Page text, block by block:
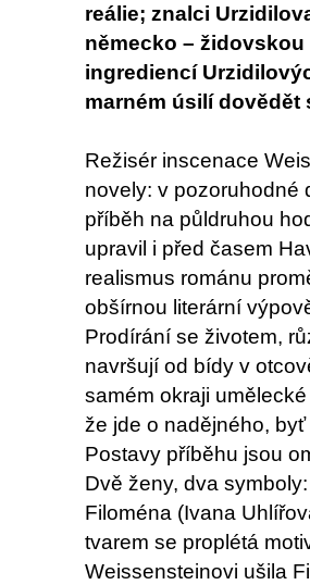
reálie; znalci
německo –
ingrediencí
marném úsilí dovědět
Režisér inscenace
novely: v pozoruhodné
příběh na půldruhou
upravil i před časem
realismus románu
obšírnou literární
Prodírání se životem,
navršují od bídy v
samém okraji
že jde o nadějného,
Postavy příběhu jsou
Dvě ženy, dva
Filoména (Ivana
tvarem se proplétá
Weissensteinovi ušila